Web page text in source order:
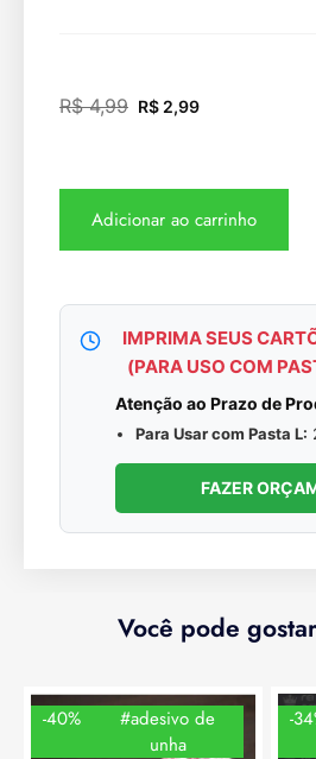
R$4,99 R$ 2,99
Adicionar ao carrinho
IMPRIMA SEUS
(PARA USO COM
Atenção ao Prazo de
Para Usar com Pasta L:
FAZER
Você pode
-40%
#adesivo de
unha
-